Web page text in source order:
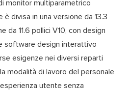
monitor multiparametrico
è divisa in una versione da 13.3
da 11.6 pollici V10, con design
software design interattivo
esigenze nei diversi reparti
modalità di lavoro del personale
utente senza